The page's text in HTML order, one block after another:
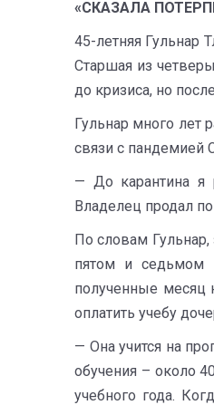
«СКАЗАЛА
45-летняя Гульнар
Старшая из
до кризиса, но
Гульнар много лет
связи с пандемией
— До карантина я
Владелец продал
По словам Гульнар,
пятом и седьмом
полученные месяц
оплатить учебу
— Она учится на
обучения – около
учебного года.